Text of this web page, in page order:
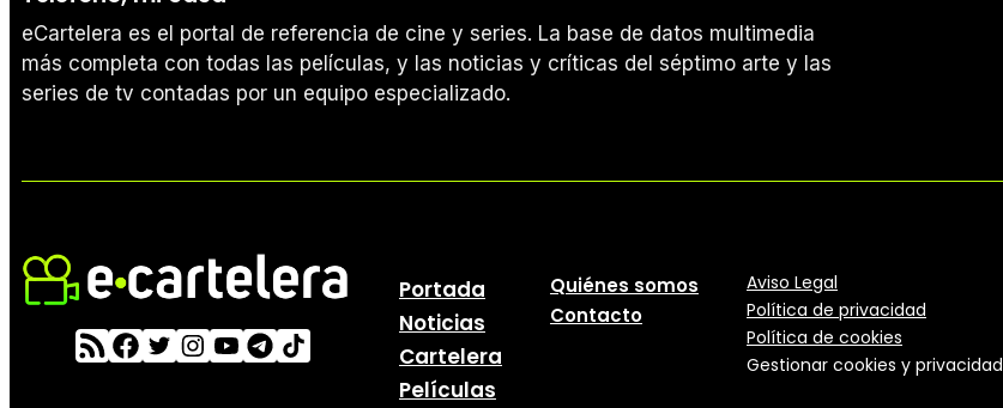
eCartelera es el portal de referencia de cine y series. La base de datos multimedia
más completa con todas las películas, y las noticias y críticas del séptimo arte y las
series de tv contadas por un equipo especializado.
Portada
Noticias
Cartelera
Películas
Quiénes somos
Contacto
Aviso Legal
Política de privacidad
Política de cookies
Gestionar cookies y privacidad